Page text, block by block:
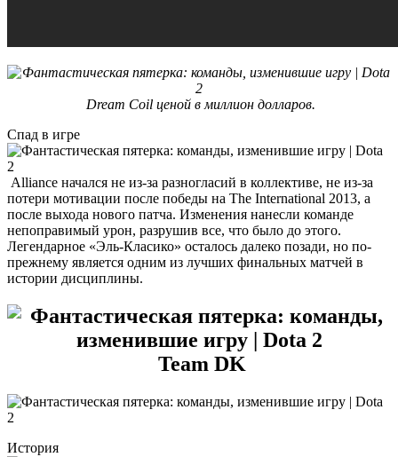
Dream Coil ценой в миллион долларов.
Спад в игре
Alliance начался не из-за разногласий в коллективе, не из-за
потери мотивации после победы на The International 2013, а
после выхода нового патча. Изменения нанесли команде
непоправимый урон, разрушив все, что было до этого.
Легендарное «Эль-Класико» осталось далеко позади, но по-
прежнему является одним из лучших финальных матчей в
истории дисциплины.
Team DK
История